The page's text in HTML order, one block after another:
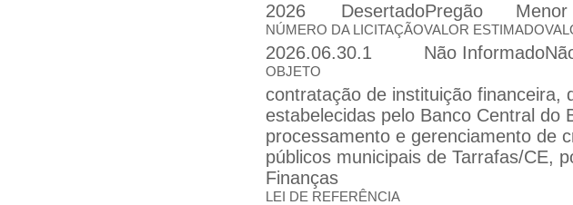
2026 DesertadoPregão Menor
NÚMERO DA LICITAÇÃO
2026.06.30.1
VALOR ESTIMADO
Não Informado
OBJETO
contratação de instituição financeira,
estabelecidas pelo Banco Central do
processamento e gerenciamento de
públicos municipais de Tarrafas/CE,
Finanças
LEI DE REFERÊNCIA